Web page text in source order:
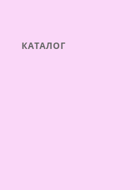
КАТАЛОГ